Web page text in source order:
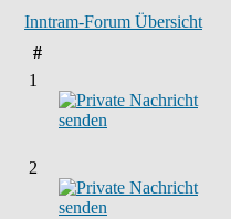
Inntram-Forum Übersicht
#
1
2